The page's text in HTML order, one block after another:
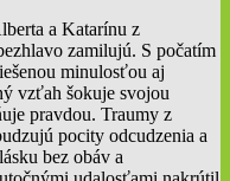
a Katarínu z
zamilujú. S počatím
minulosťou aj
vzťah šokuje svojou
pravdou. Traumy z
pocity odcudzenia a
bez obáv a